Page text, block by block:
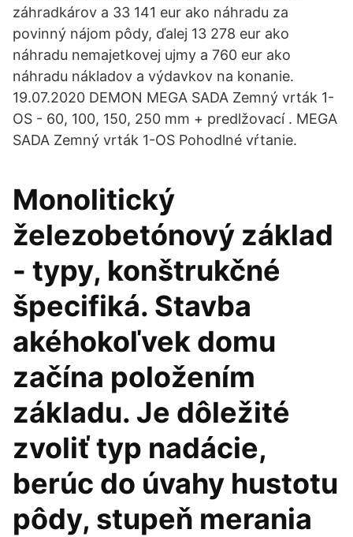
záhradkárov a 33 141 eur ako náhradu za
povinný nájom pôdy, ďalej 13 278 eur ako
náhradu nemajetkovej ujmy a 760 eur ako
náhradu nákladov a výdavkov na konanie.
19.07.2020 DEMON MEGA SADA Zemný vrták 1-
OS - 60, 100, 150, 250 mm + predlžovací . MEGA
SADA Zemný vrták 1-OS Pohodlné vŕtanie.
Monolitický
železobetónový základ
- typy, konštrukčné
špecifiká. Stavba
akéhokoľvek domu
začína položením
základu. Je dôležité
zvoliť typ nadácie,
berúc do úvahy hustotu
pôdy, stupeň merania